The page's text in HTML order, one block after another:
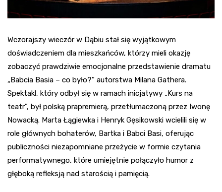
Wczorajszy wieczór w Dąbiu stał się wyjątkowym
doświadczeniem dla mieszkańców, którzy mieli okazję
zobaczyć prawdziwie emocjonalne przedstawienie dramatu
„Babcia Basia – co było?” autorstwa Milana Gathera.
Spektakl, który odbył się w ramach inicjatywy „Kurs na
teatr”, był polską prapremierą, przetłumaczoną przez Iwonę
Nowacką. Marta Łągiewka i Henryk Gęsikowski wcielili się w
role głównych bohaterów, Bartka i Babci Basi, oferując
publiczności niezapomniane przeżycie w formie czytania
performatywnego, które umiejętnie połączyło humor z
głęboką refleksją nad starością i pamięcią.